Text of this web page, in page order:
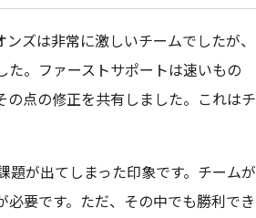
ズは非常に激しいチームでしたが、
。ファーストサポートは速いもの
点の修正を共有しました。これはチ
が出てしまった印象です。チームが
要です。ただ、その中でも勝利でき